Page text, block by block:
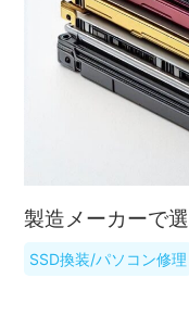
製造メーカーで
SSD換装/パソコン修理